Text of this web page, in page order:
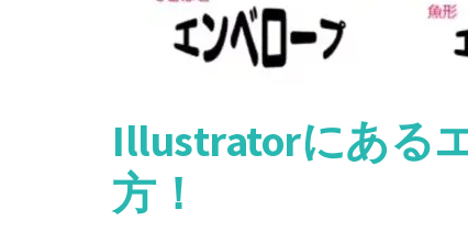
Illustratorにある
方！